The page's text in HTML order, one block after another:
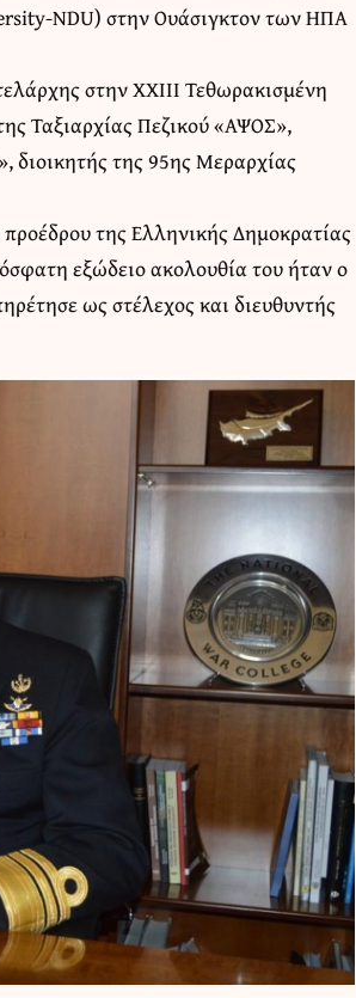
NDU) στην Ουάσιγκτον των ΗΠΑ
στην XXIII Τεθωρακισμένη
Ταξιαρχίας Πεζικού «ΑΨΟΣ»,
διοικητής της 95ης Μεραρχίας
της Ελληνικής Δημοκρατίας
εξώδειο ακολουθία του ήταν ο
ως στέλεχος και διευθυντής